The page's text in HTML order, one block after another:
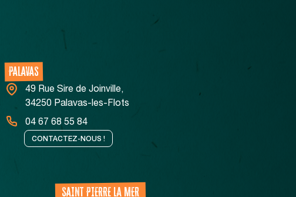
PALAVAS
49 Rue Sire de Joinville,
34250 Palavas-les-Flots
04 67 68 55 84
CONTACTEZ-NOUS !
SAINT PIERRE LA MER